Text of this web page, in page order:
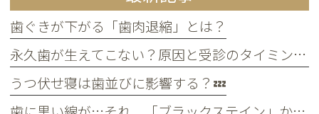
歯ぐきが下がる「歯肉退縮」とは？
永久歯が生えてこない？原因と受診のタイミングについて
うつ伏せ寝は歯並びに影響する？💤